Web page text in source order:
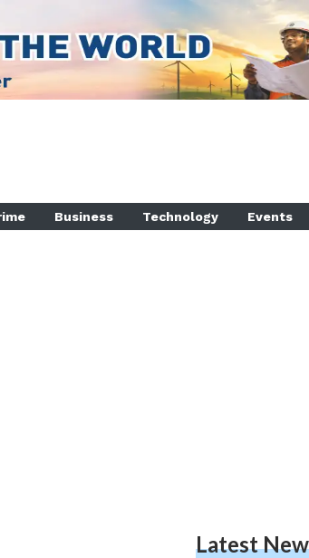
Business Technology Events
Latest